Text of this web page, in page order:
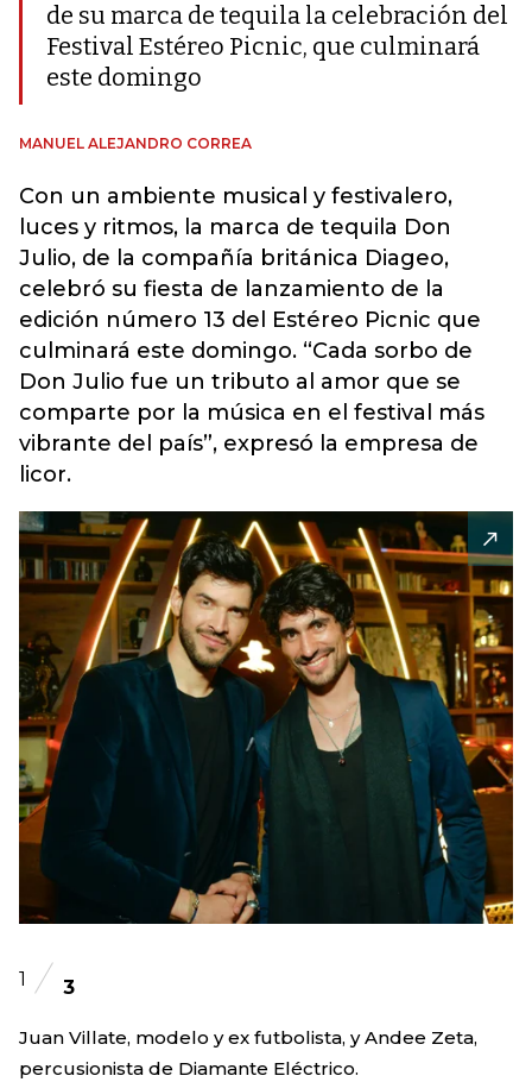
de su marca de tequila la celebración del
Festival Estéreo Picnic, que culminará
este domingo
MANUEL ALEJANDRO CORREA
Con un ambiente musical y festivalero,
luces y ritmos, la marca de tequila Don
Julio, de la compañía británica Diageo,
celebró su fiesta de lanzamiento de la
edición número 13 del Estéreo Picnic que
culminará este domingo. “Cada sorbo de
Don Julio fue un tributo al amor que se
comparte por la música en el festival más
vibrante del país”, expresó la empresa de
licor.
1 3
Juan Villate, modelo y ex futbolista, y Andee Zeta,
percusionista de Diamante Eléctrico.